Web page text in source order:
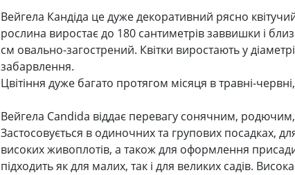
Вейгела Кандіда це дуже декоративний рясно
рослина виростає до 180 сантиметрів заввишки і
см овально-загострений. Квітки виростають у
забарвлення.
Цвітіння дуже багато протягом місяця в травні-
Вейгела Candida віддає перевагу сонячним,
Застосовується в одиночних та групових посадках,
високих живоплотів, а також для оформлення
підходить як для малих, так і для великих садів.